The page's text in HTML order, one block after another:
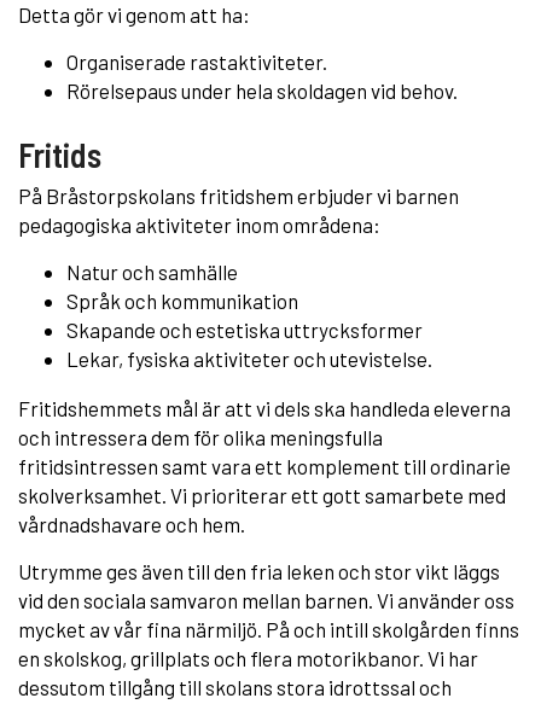
Detta gör vi genom att ha:
Organiserade rastaktiviteter.
Rörelsepaus under hela skoldagen vid behov.
Fritids
På Bråstorpskolans fritidshem erbjuder vi barnen
pedagogiska aktiviteter inom områdena:
Natur och samhälle
Språk och kommunikation
Skapande och estetiska uttrycksformer
Lekar, fysiska aktiviteter och utevistelse.
Fritidshemmets mål är att vi dels ska handleda eleverna
och intressera dem för olika meningsfulla
fritidsintressen samt vara ett komplement till ordinarie
skolverksamhet. Vi prioriterar ett gott samarbete med
vårdnadshavare och hem.
Utrymme ges även till den fria leken och stor vikt läggs
vid den sociala samvaron mellan barnen. Vi använder oss
mycket av vår fina närmiljö. På och intill skolgården finns
en skolskog, grillplats och flera motorikbanor. Vi har
dessutom tillgång till skolans stora idrottssal och